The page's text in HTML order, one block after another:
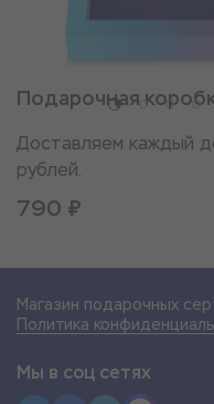
Подарочная
Доставляем каждый
рублей.
790 ₽
Магазин подарочных
Политика
Мы в соц сетях